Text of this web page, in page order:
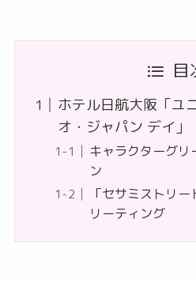
目
ホテル日航大阪「ユ
オ・ジャパン デイ」
キャラクターグリ
ン
「セサミストリ
リーティング